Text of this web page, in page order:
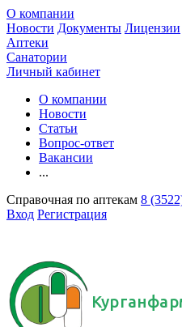
О компании
Новости Документы Лицензии
Аптеки
Санатории
Личный кабинет
О компании
Новости
Статьи
Вопрос-ответ
Вакансии
...
Справочная по аптекам 8
Вход Регистрация